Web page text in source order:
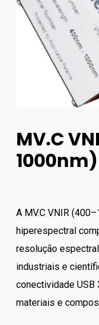
MV.C
1000nm)
A MV.C VNIR
hiperespectral
resolução
industriais e
conectividade USB
materiais e